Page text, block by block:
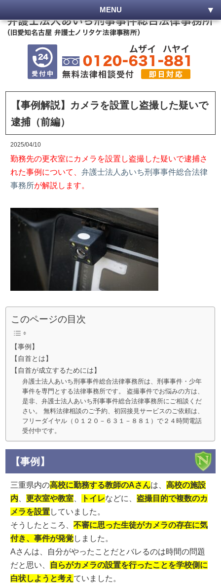
MENU
【事例解説】カメラを設置し盗撮した疑いで
逮捕（前編）
2025/04/10
勤務先の更衣室にカメラを設置し盗撮した疑いで逮捕さ
れた事例について、弁護士法人あいち刑事事件総合法律
事務所が解説します。
このページの目次
【事例】
【自首とは】
【自首が成立するためには】
弁護士法人あいち刑事事件総合法律事務所は、刑事事件・少年
事件を専門とする法律事務所です。 盗撮事件でお悩みの方は、
是非、弁護士法人あいち刑事事件総合法律事務所にご相談くだ
さい。 無料法律相談のご予約、初回接見サービスのご依頼は、
フリーダイヤル（０１２０－６３１－８８１）で２４時間電話
受付中です。
【事例】
三重県内の高校に勤務する教師のAさんは、高校の施設
内 、更衣室や教室 トイレなどに、盗撮目的で複数のカ
メラを設置していました。
そうしたところ、不審に思った生徒がカメラの存在に気
付き、事件が発覚しました。
Aさんは、自分がやったことだとバレるのは時間の問題
だと思い、
自らがカメラの設置を行ったことを学校側に
白状しようと考え ていました。